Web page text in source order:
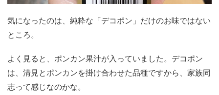
気になったのは、純粋な「デコポン」だけのお味ではない
ところ。
よく見ると、ポンカン果汁が入っていました。デコポン
は、清見とポンカンを掛け合わせた品種ですから、家族同
志って感じなのかな。